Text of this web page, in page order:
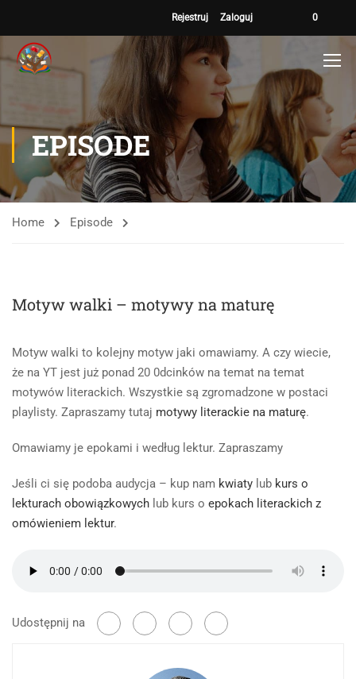
Rejestruj Zaloguj 0
EPISODE
Home Episode
Motyw walki – motywy na maturę
Motyw walki to kolejny motyw jaki omawiamy. A czy wiecie,
że na YT jest już ponad 20 0dcinków na temat na temat
motywów literackich. Wszystkie są zgromadzone w postaci
playlisty. Zapraszamy tutaj motywy literackie na maturę.
Omawiamy je epokami i według lektur. Zapraszamy
Jeśli ci się podoba audycja – kup nam kwiaty lub kurs o
lekturach obowiązkowych lub kurs o epokach literackich z
omówieniem lektur.
Udostępnij na